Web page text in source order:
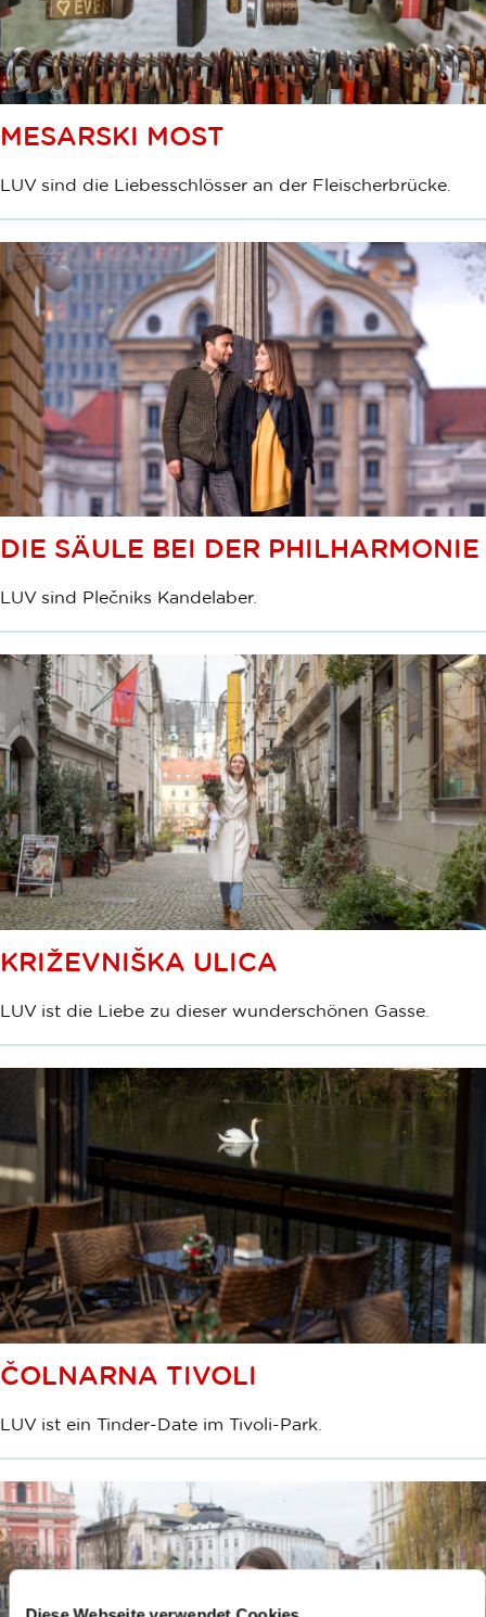
MESARSKI MOST
LUV sind die Liebesschlösser an der Fleischerbrücke.
DIE SÄULE BEI DER PHILHARMONIE
LUV sind Plečniks Kandelaber.
KRIŽEVNIŠKA ULICA
LUV ist die Liebe zu dieser wunderschönen Gasse.
ČOLNARNA TIVOLI
LUV ist ein Tinder-Date im Tivoli-Park.